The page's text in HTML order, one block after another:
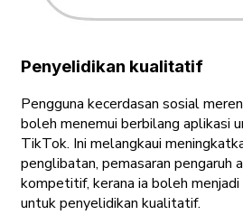
Penyelidikan kualitatif
Pengguna kecerdasan sosial
boleh menemui berbilang aplikasi
TikTok. Ini melangkaui
penglibatan, pemasaran pengaruh
kompetitif, kerana ia boleh
untuk penyelidikan kualitatif.